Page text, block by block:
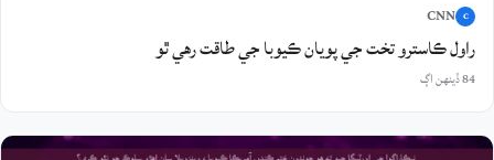
C
CNN
راول ڪاسترو تخت جي پويان ڪيوبا جي طاقت رهي ٿو
84 ڏينهن اڳ